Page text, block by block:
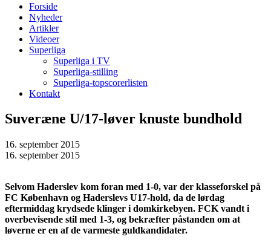
Forside
Nyheder
Artikler
Videoer
Superliga
Superliga i TV
Superliga-stilling
Superliga-topscorerlisten
Kontakt
Suveræne U/17-løver knuste bundhold
16. september 2015
16. september 2015
Selvom Haderslev kom foran med 1-0, var der klasseforskel på
FC København og Haderslevs U17-hold, da de lørdag
eftermiddag krydsede klinger i domkirkebyen. FCK vandt i
overbevisende stil med 1-3, og bekræfter påstanden om at
løverne er en af de varmeste guldkandidater.